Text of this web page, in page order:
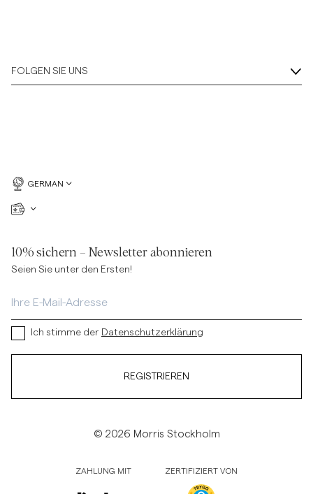
FOLGEN SIE UNS
GERMAN
10% sichern – Newsletter abonnieren
Seien Sie unter den Ersten!
Ich stimme der Datenschutzerklärung
REGISTRIEREN
© 2026 Morris Stockholm
ZAHLUNG MIT ZERTIFIZIERT VON